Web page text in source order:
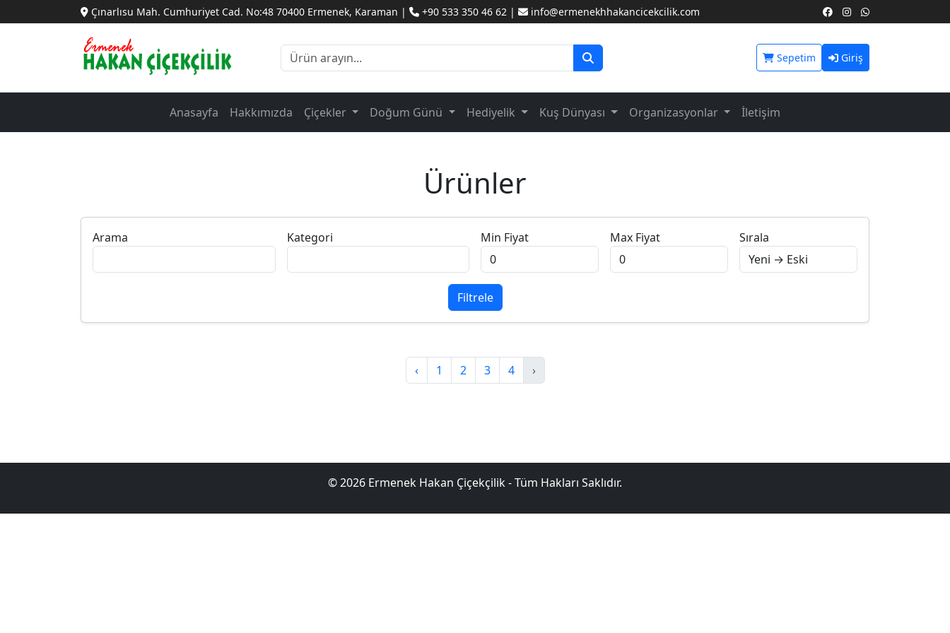
Çınarlısu Mah. Cumhuriyet Cad. No:48 70400 Ermenek, Karaman | +90 533 350 46 62 | info@ermenekhhakancicekcilik.com
Sepetim Giriş
Anasayfa Hakkımızda Çiçekler Doğum Günü Hediyelik Kuş Dünyası Organizasyonlar İletişim
Ürünler
Arama Kategori Min Fiyat Max Fiyat Sırala
Filtrele
‹ 1 2 3 4 ›
© 2026 Ermenek Hakan Çiçekçilik - Tüm Hakları Saklıdır.